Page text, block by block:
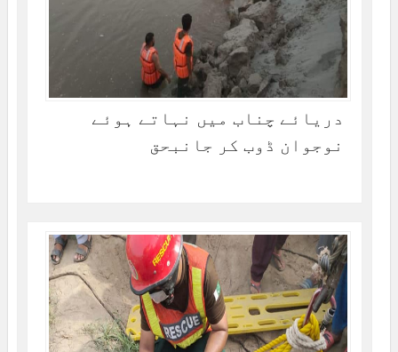
دریائے چناب میں نہاتے ہوئے
نوجوان ڈوب کر جانبحق